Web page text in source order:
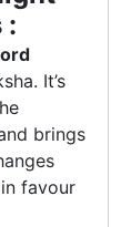
:
It’s
brings
favour